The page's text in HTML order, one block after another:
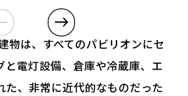
物は、すべてのパビリオンにセ
と電灯設備、倉庫や冷蔵庫、エ
た、非常に近代的なものだった